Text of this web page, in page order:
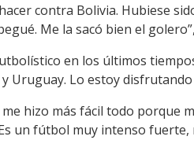
contra Bolivia. Hubiese
Me la sacó bien el
en los últimos
Uruguay. Lo estoy
me hizo más fácil todo porque
un fútbol muy intenso fuerte,